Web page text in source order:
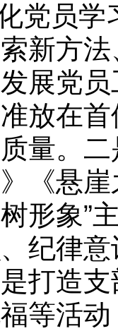
党员
新方
发展党
放在
量。二
《悬
形象”
纪律
打造
等活